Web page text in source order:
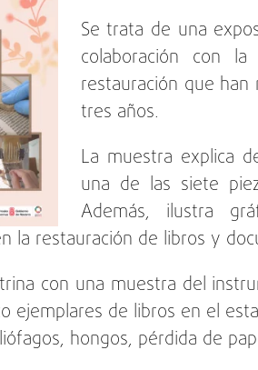
Se trata de una
colaboración con
restauración que
tres años.
La muestra explica
una de las siete
Además, ilustra
la restauración de libros y
con una muestra del
ejemplares de libros en el
hongos, pérdida de